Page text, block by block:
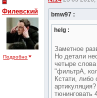
Филевский
Подробно
bmw97 :
helg :
Заметное
Но детали
четыре
"фильтрА,
Кстати, либо
тюнинговать